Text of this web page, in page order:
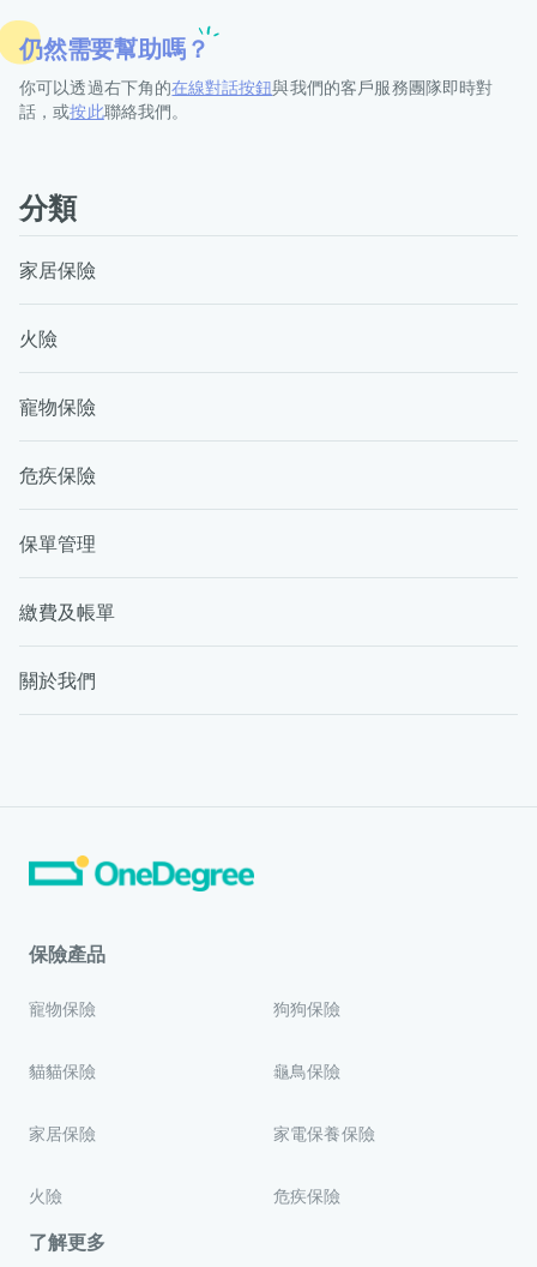
仍然需要幫助嗎？
你可以透過右下角的在線對話按鈕與我們的客戶服務團隊即時對
話，或按此聯絡我們。
分類
家居保險
火險
寵物保險
危疾保險
保單管理
繳費及帳單
關於我們
保險產品
寵物保險 狗狗保險
貓貓保險 龜鳥保險
家居保險 家電保養保險
火險 危疾保險
了解更多